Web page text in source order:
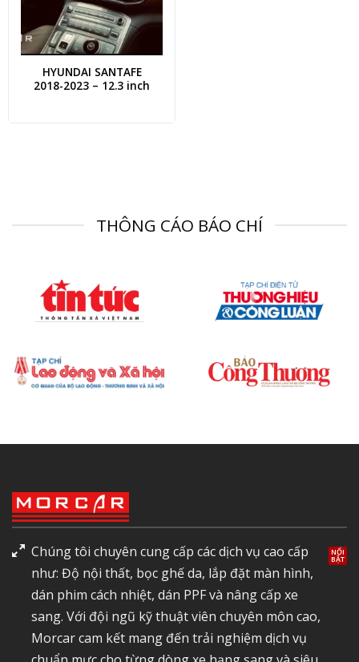
HYUNDAI SANTAFE
2018-2023 – 12.3 inch
THÔNG CÁO BÁO CHÍ
Chúng tôi chuyên cung cấp các dịch vụ cao cấp
như: Độ nội thất, bọc ghế da, lắp đặt màn hình,
dán phim cách nhiệt, dán PPF và nâng cấp xe
sang. Với đội ngũ kỹ thuật viên chuyên môn cao,
Morcar cam kết mang đến trải nghiệm dịch vụ